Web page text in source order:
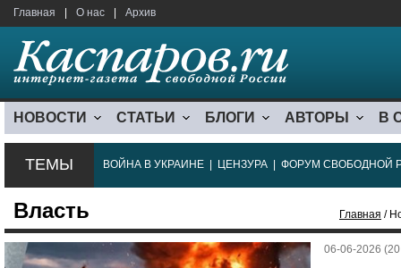
Главная О нас Архив
НОВОСТИ СТАТЬИ БЛОГИ АВТОРЫ В
ТЕМЫ ВОЙНА В УКРАИНЕ ЦЕНЗУРА ФОРУМ СВОБОДНОЙ
Власть Главная /
06-06-2026